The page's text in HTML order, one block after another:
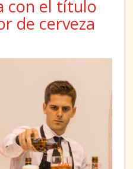
con el título
de cerveza